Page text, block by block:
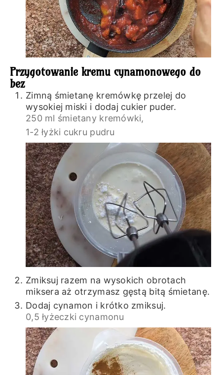
Przygotowanie kremu cynamonowego do
bez
Zimną śmietanę kremówkę przelej do
wysokiej miski i dodaj cukier puder.
250 ml śmietany kremówki,
1-2 łyżki cukru pudru
Zmiksuj razem na wysokich obrotach
miksera aż otrzymasz gęstą bitą śmietanę.
Dodaj cynamon i krótko zmiksuj.
0,5 łyżeczki cynamonu